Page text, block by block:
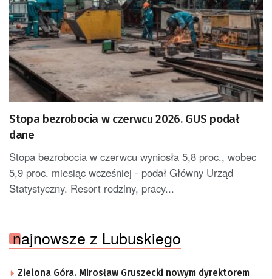
Stopa bezrobocia w czerwcu 2026. GUS podał
dane
Stopa bezrobocia w czerwcu wyniosła 5,8 proc., wobec
5,9 proc. miesiąc wcześniej - podał Główny Urząd
Statystyczny. Resort rodziny, pracy...
najnowsze z Lubuskiego
Zielona Góra. Mirosław Gruszecki nowym dyrektorem